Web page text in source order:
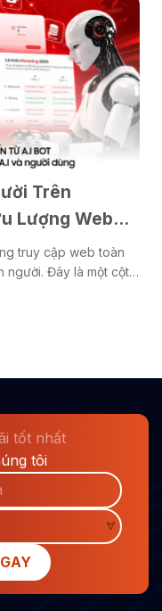
của thành viên
thể hủy đặt phòng
số khách sạn yêu
nhận phòng. Xem
để biết chi tiết.
Trên
Lượng Web
truy cập web toàn
người. Đây là một cột
(A.I) không còn chỉ
tốt nhất
tôi